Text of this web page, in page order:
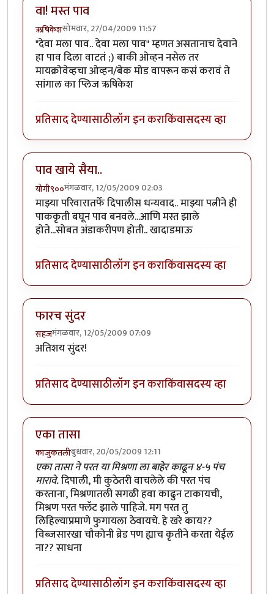
वा! मस्त पाव
ऋषिकेशसोमवार, 27/04/2009 11:57
"देवा मला पाव.. देवा मला पाव" म्हणत असतानाच देवाने
हा पाव दिला वाटतं ;) बाकी ओव्हन नसेल तर
मायक्रोवेव्हचा ओव्हन/बेक मोड वापरून कसं करावं ते
सांगाल का प्लिज ऋषिकेश
प्रतिसाद देण्यासाठीलॉग इन कराकिंवासदस्य व्हा
पाव खाये सैया..
योगी९००मंगळवार, 12/05/2009 02:03
माझ्या परिवारातर्फे दिपालीस धन्यवाद.. माझ्या पत्नीने ही
पाककृती बघून पाव बनवले...आणि मस्त झाले
होते...सोबत अंडाकरीपण होती.. खादाडमाऊ
प्रतिसाद देण्यासाठीलॉग इन कराकिंवासदस्य व्हा
फारच सुंदर
सहजमंगळवार, 12/05/2009 07:09
अतिशय सुंदर!
प्रतिसाद देण्यासाठीलॉग इन कराकिंवासदस्य व्हा
एका तासा
काजुकतलीबुधवार, 20/05/2009 12:11
एका तासा ने परत या मिश्रणा ला बाहेर काढून ४-५ पंच
मारावे.दिपाली, मी कुठेतरी वाचलेले की परत पंच
करताना, मिश्रणातली सगळी हवा काढुन टाकायची,
मिश्रण परत फ्लॅट झाले पाहिजे. मग परत तु
लिहिल्याप्रमाणे फुगायला ठेवायचे. हे खरे काय??
विब्जसारखा चौकोनी ब्रेड पण ह्याच कृतीने करता येईल
ना?? साधना
प्रतिसाद देण्यासाठीलॉग इन कराकिंवासदस्य व्हा